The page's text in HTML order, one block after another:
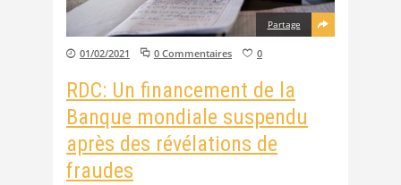
Partage
01/02/2021 0 Commentaires 0
RDC: Un financement de la
Banque mondiale suspendu
après des révélations de
fraudes